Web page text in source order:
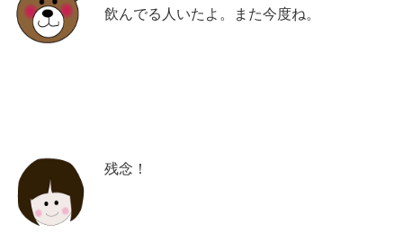
飲んでる人いたよ。また今度ね。
残念！